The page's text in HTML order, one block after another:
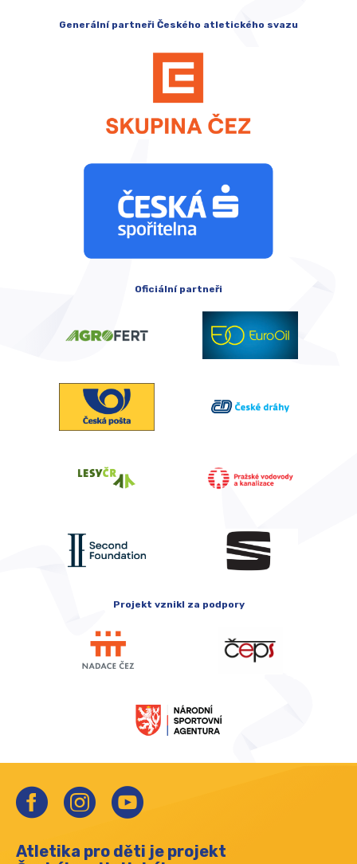
Generální partneři Českého atletického svazu
Oficiální partneři
Projekt vznikl za podpory
Atletika pro děti je projekt